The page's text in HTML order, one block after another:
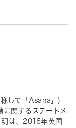
して「Asana」)
に関するステートメ
は、2015年英国